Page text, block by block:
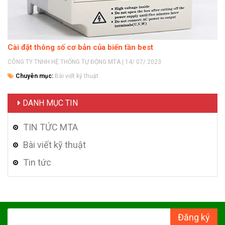
Cài đặt thông số cơ bản của biến tần best
CÔNG TY TNHH HỆ THỐNG TỰ ĐỘNG MTA | 14/ 07/ 2023
Chuyên mục: Bài viết kỹ thuật
DANH MỤC TIN
TIN TỨC MTA
Bài viết kỹ thuật
Tin tức
Đăng ký